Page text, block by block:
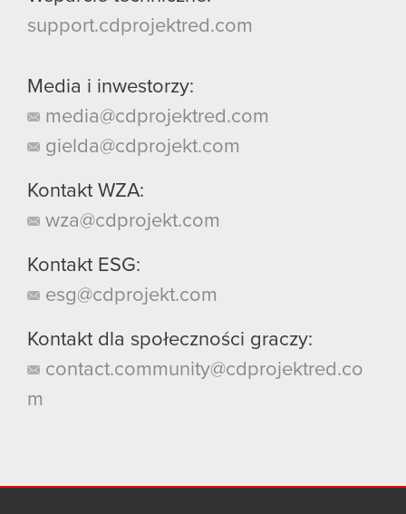
support.cdprojektred.com
Media i inwestorzy:
media@cdprojektred.com
gielda@cdprojekt.com
Kontakt WZA:
wza@cdprojekt.com
Kontakt ESG:
esg@cdprojekt.com
Kontakt dla społeczności graczy:
contact.community@cdprojektred.co
m